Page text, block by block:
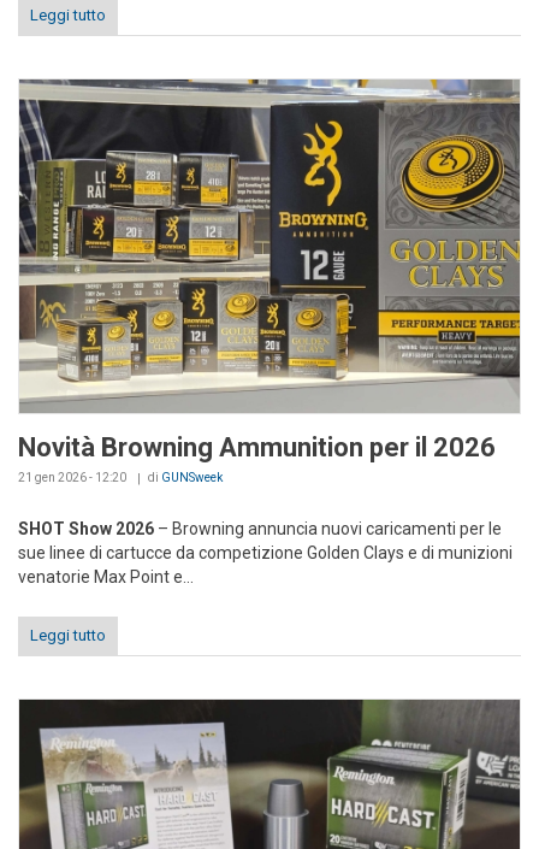
Leggi tutto
Novità Browning Ammunition per il 2026
21 gen 2026 - 12:20 di GUNSweek
SHOT Show 2026 – Browning annuncia nuovi caricamenti per le
sue linee di cartucce da competizione Golden Clays e di munizioni
venatorie Max Point e...
Leggi tutto